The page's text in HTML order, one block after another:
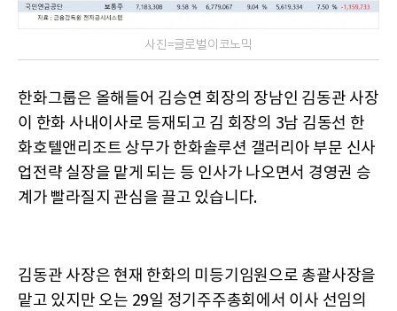
사진=글로벌이코노믹
한화그룹은 올해들어 김승연 회장의 장남인 김동관 사장
이 한화 사내이사로 등재되고 김 회장의 3남 김동선 한
화호텔앤리조트 상무가 한화솔루션 갤러리아 부문 신사
업전략 실장을 맡게 되는 등 인사가 나오면서 경영권 승
계가 빨라질지 관심을 끌고 있습니다.
김동관 사장은 현재 한화의 미등기임원으로 총괄사장을
맡고 있지만 오는 29일 정기주주총회에서 이사 선임의